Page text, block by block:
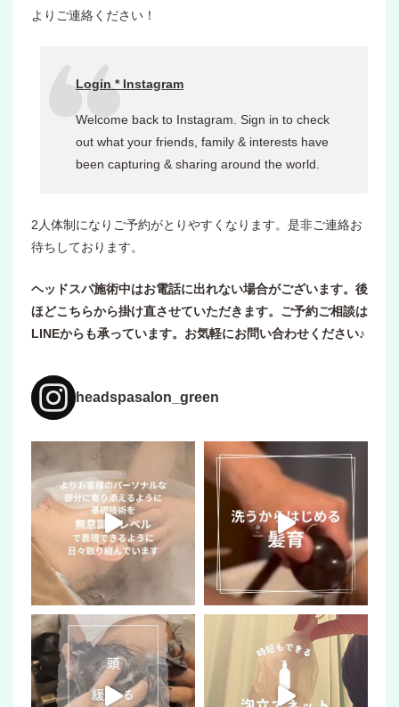
よりご連絡ください！
Login * Instagram
Welcome back to Instagram. Sign in to check
out what your friends, family & interests have
been capturing & sharing around the world.
2人体制になりご予約がとりやすくなります。是非ご連絡お
待ちしております。
ヘッドスパ施術中はお電話に出れない場合がございます。後
ほどこちらから掛け直させていただきます。ご予約ご相談は
LINEからも承っています。お気軽にお問い合わせください♪
headspasalon_green